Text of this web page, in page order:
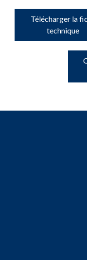
Télécharger la
technique